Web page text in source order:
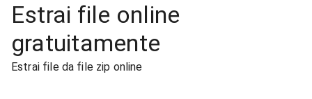
Estrai file online
gratuitamente
Estrai file da file zip online